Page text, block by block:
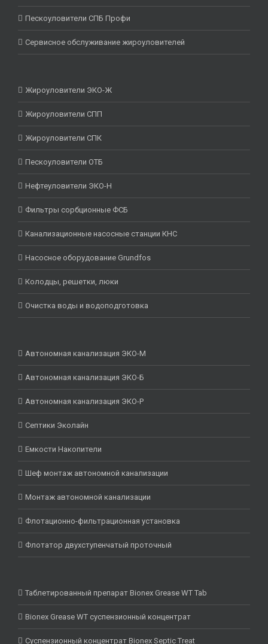
Пескоуловители СПБ Профи
Сервисное обслуживание жироуловителей
Жироуловители ЭКО-Ж
Жироуловители СПП
Жироуловители СПК
Пескоуловители ОТБ
Нефтеуловители ЭКО-Н
Фильтры сорбционные ФСБ
Канализационные насосные станции КНС
Насосное оборудование Grundfos
Колодцы, решетки, люки
Очистка воды и водоподготовка
Автономная канализация ЭКО-М
Автономная канализация ЭКО-Б
Автономная канализация ЭКО-Р
Септики Эколайн
Емкости Накопители
Шеф монтаж автономной канализации
Монтаж автономной канализации
Флотационно-фильтрационная установка
Флотатор двухступенчатый проточный
Таблетированный препарат Bionex Grease WT Tab
Bionex Grease WT суспензионный концентрат
Суспензионный концентрат Bionex Septic Treat